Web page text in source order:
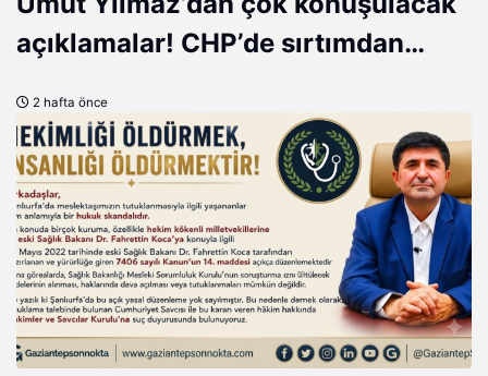
açıklamalar! CHP’de sırtımdan
gördüm
2 hafta önce